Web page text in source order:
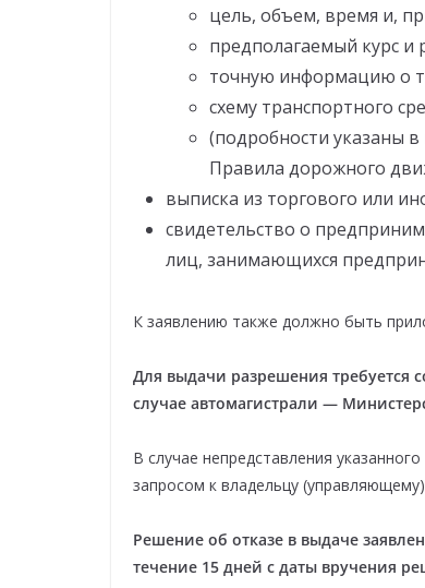
цель, объем, время и,
предполагаемый курс и
точную информацию о
схему транспортного
(подробности указаны
Правила дорожного
выписка из торгового или
свидетельство о
лиц, занимающихся
К заявлению также должно быть
Для выдачи разрешения требуется
случае автомагистрали —
В случае непредставления
запросом к владельцу
Решение об отказе в выдаче
течение 15 дней с даты вручения